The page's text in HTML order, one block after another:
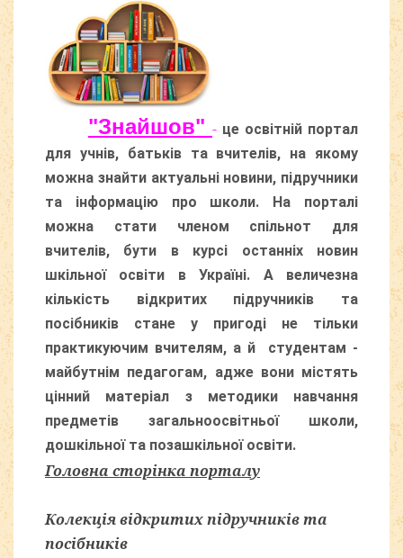
"Знайшов" - це освітній портал
для учнів, батьків та вчителів, на якому
можна знайти актуальні новини, підручники
та інформацію про школи. На порталі
можна стати членом спільнот для
вчителів, бути в курсі останніх новин
шкільної освіти в Україні. А величезна
кількість відкритих підручників та
посібників стане у пригоді не тільки
практикуючим вчителям, а й студентам -
майбутнім педагогам, адже вони містять
цінний матеріал з методики навчання
предметів загальноосвітньої школи,
дошкільної та позашкільної освіти.
Головна сторінка порталу
Колекція відкритих підручників та
посібників